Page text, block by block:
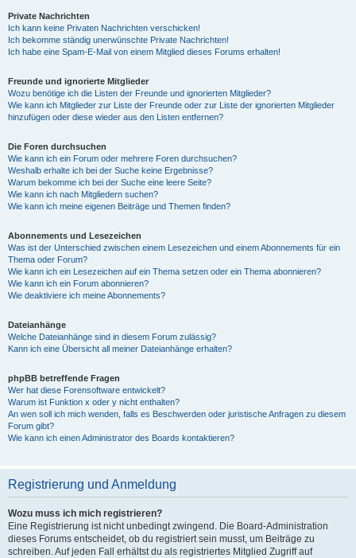
Private Nachrichten
Ich kann keine Privaten Nachrichten verschicken!
Ich bekomme ständig unerwünschte Private Nachrichten!
Ich habe eine Spam-E-Mail von einem Mitglied dieses Forums erhalten!
Freunde und ignorierte Mitglieder
Wozu benötige ich die Listen der Freunde und ignorierten Mitglieder?
Wie kann ich Mitglieder zur Liste der Freunde oder zur Liste der ignorierten Mitglieder
hinzufügen oder diese wieder aus den Listen entfernen?
Die Foren durchsuchen
Wie kann ich ein Forum oder mehrere Foren durchsuchen?
Weshalb erhalte ich bei der Suche keine Ergebnisse?
Warum bekomme ich bei der Suche eine leere Seite?
Wie kann ich nach Mitgliedern suchen?
Wie kann ich meine eigenen Beiträge und Themen finden?
Abonnements und Lesezeichen
Was ist der Unterschied zwischen einem Lesezeichen und einem Abonnements für ein
Thema oder Forum?
Wie kann ich ein Lesezeichen auf ein Thema setzen oder ein Thema abonnieren?
Wie kann ich ein Forum abonnieren?
Wie deaktiviere ich meine Abonnements?
Dateianhänge
Welche Dateianhänge sind in diesem Forum zulässig?
Kann ich eine Übersicht all meiner Dateianhänge erhalten?
phpBB betreffende Fragen
Wer hat diese Forensoftware entwickelt?
Warum ist Funktion x oder y nicht enthalten?
An wen soll ich mich wenden, falls es Beschwerden oder juristische Anfragen zu diesem
Forum gibt?
Wie kann ich einen Administrator des Boards kontaktieren?
Registrierung und Anmeldung
Wozu muss ich mich registrieren?
Eine Registrierung ist nicht unbedingt zwingend. Die Board-Administration
dieses Forums entscheidet, ob du registriert sein musst, um Beiträge zu
schreiben. Auf jeden Fall erhältst du als registriertes Mitglied Zugriff auf